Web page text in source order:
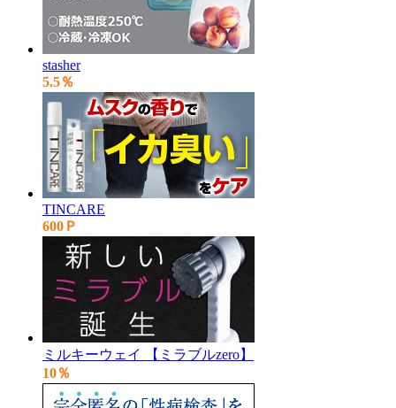
stasher
5.5％
TINCARE
600Ｐ
ミルキーウェイ 【ミラブルzero】
10％